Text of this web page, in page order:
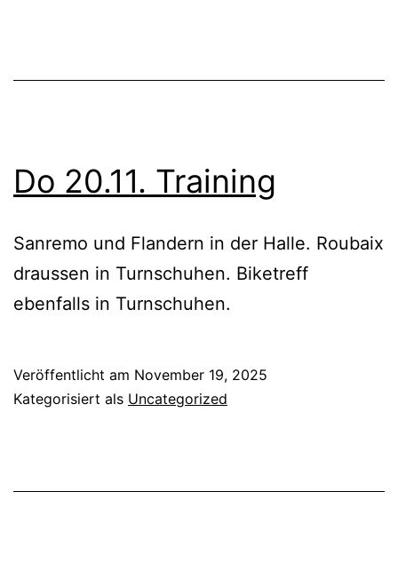
Do 20.11. Training
Sanremo und Flandern in der Halle. Roubaix
draussen in Turnschuhen. Biketreff
ebenfalls in Turnschuhen.
Veröffentlicht am November 19, 2025
Kategorisiert als Uncategorized